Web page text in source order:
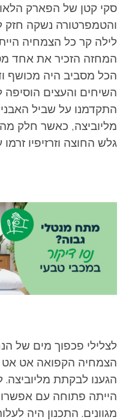
סקי קטן של הפארק
והטמפרטורה נשקה חזק
לילה קר כל הצמחיה
המחזה הזכיר את אחד
הכל מסביב היה מכושף
השיחים והעצים הוסיפה
התקדמנו על שביל
מליוביצה, כאשר חלק
גלש החוצה וזרזיפיו
לצלילי פכפוך מים של
הצמחיה הקפואה אט אט
הגענו לבקתת
הייתה פתוחה עם
מגוונים. התכנון היה